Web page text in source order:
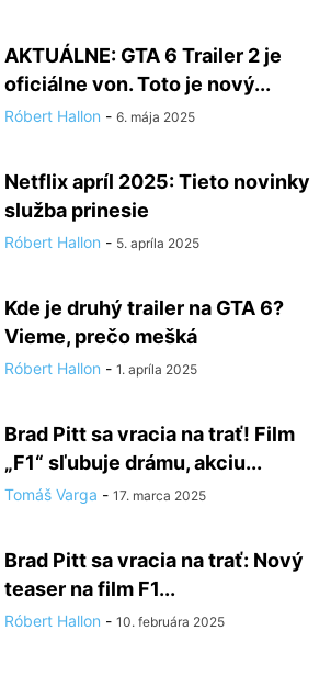
AKTUÁLNE: GTA 6 Trailer 2 je
oficiálne von. Toto je nový...
Róbert Hallon - 6. mája 2025
Netflix apríl 2025: Tieto novinky
služba prinesie
Róbert Hallon - 5. apríla 2025
Kde je druhý trailer na GTA 6?
Vieme, prečo mešká
Róbert Hallon - 1. apríla 2025
Brad Pitt sa vracia na trať! Film
„F1“ sľubuje drámu, akciu...
Tomáš Varga - 17. marca 2025
Brad Pitt sa vracia na trať: Nový
teaser na film F1...
Róbert Hallon - 10. februára 2025